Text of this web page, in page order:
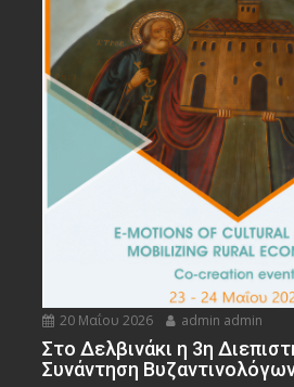
20 Μαΐου 2026 admin admin
Στο Δελβινάκι η 3η
Συνάντηση